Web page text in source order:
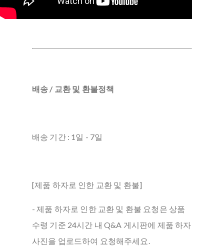
배송 / 교환 및 환불정책
배송 기간 : 1일 - 7일
[제품 하자로 인한 교환 및 환불]
- 제품 하자로 인한 교환 및 환불 요청은 상품
수령 기준 24시간 내 Q&A 게시판에 제품 하자
사진을 업로드하여 요청해주세요.